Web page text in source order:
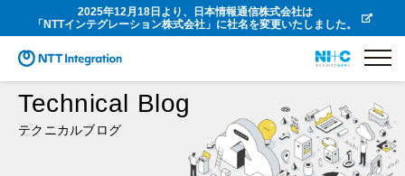
2025年12月18日より、日本情報通信株式会社は
「NTTインテグレーション株式会社」に社名を変更いたしました。
Technical Blog
テクニカルブログ